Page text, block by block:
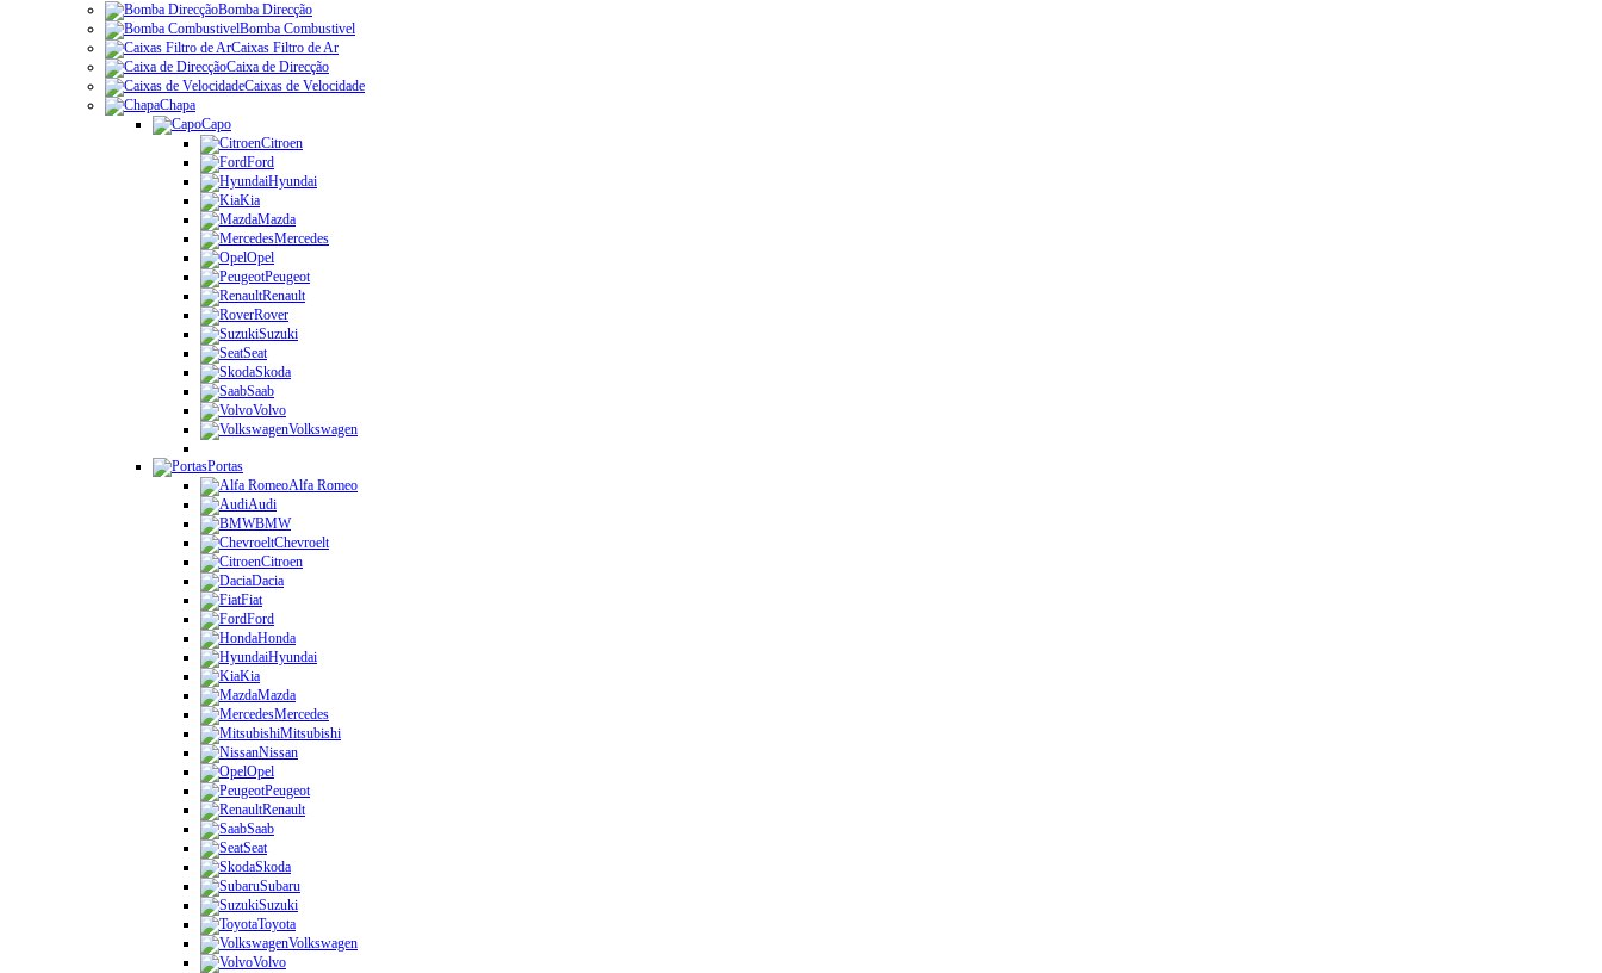
Bomba Direcção
Bomba Combustivel
Caixas Filtro de Ar
Caixa de Direcção
Caixas de Velocidade
Chapa
Capo
Citroen
Ford
Hyundai
Kia
Mazda
Mercedes
Opel
Peugeot
Renault
Rover
Suzuki
Seat
Skoda
Saab
Volvo
Volkswagen
Portas
Alfa Romeo
Audi
BMW
Chevroelt
Citroen
Dacia
Fiat
Ford
Honda
Hyundai
Kia
Mazda
Mercedes
Mitsubishi
Nissan
Opel
Peugeot
Renault
Saab
Seat
Skoda
Subaru
Suzuki
Toyota
Volkswagen
Volvo